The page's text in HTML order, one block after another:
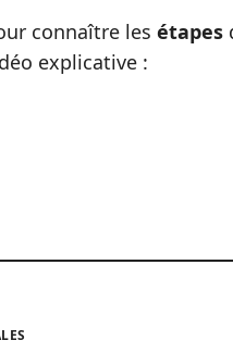
connaître les étapes
explicative :